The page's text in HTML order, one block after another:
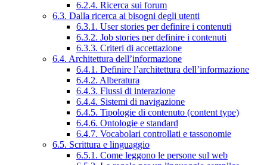
6.2.4. Ricerca sui forum
6.3. Dalla ricerca ai bisogni degli utenti
6.3.1. User stories per definire i contenuti
6.3.2. Job stories per definire i contenuti
6.3.3. Criteri di accettazione
6.4. Architettura dell’informazione
6.4.1. Definire l’architettura dell’informazione
6.4.2. Alberatura
6.4.3. Flussi di interazione
6.4.4. Sistemi di navigazione
6.4.5. Tipologie di contenuto (content type)
6.4.6. Ontologie e standard
6.4.7. Vocabolari controllati e tassonomie
6.5. Scrittura e linguaggio
6.5.1. Come leggono le persone sul web